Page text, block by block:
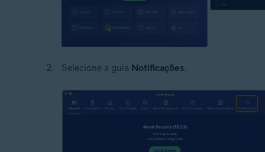
Selecione a guia Notificações.